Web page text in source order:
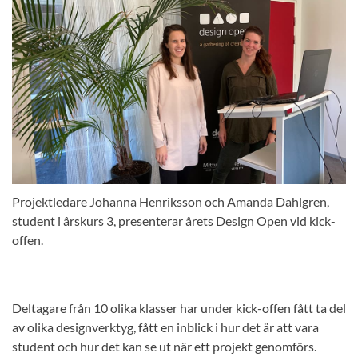
Projektledare Johanna Henriksson och Amanda Dahlgren,
student i årskurs 3, presenterar årets Design Open vid kick-
offen.
Deltagare från 10 olika klasser har under kick-offen fått ta del
av olika designverktyg, fått en inblick i hur det är att vara
student och hur det kan se ut när ett projekt genomförs.